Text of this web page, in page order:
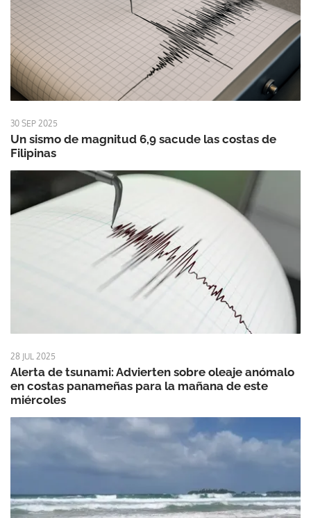
30 SEP 2025
Un sismo de magnitud 6,9 sacude las costas de
Filipinas
28 JUL 2025
Alerta de tsunami: Advierten sobre oleaje anómalo
en costas panameñas para la mañana de este
miércoles